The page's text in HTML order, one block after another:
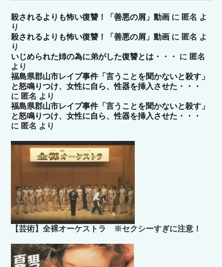
殺されるよりも怖い復讐！「善悪の屑」動画 に 匿名 よ
り
殺されるよりも怖い復讐！「善悪の屑」動画 に 匿名 よ
り
いじめられた姉の為に弟がした復讐とは・・・
に 匿名
より
福島県郡山市レイプ事件「言うことを聞かないと殺す」
と怒鳴りつけ、女性に自ら、性器を挿入させた・・・
に 匿名 より
福島県郡山市レイプ事件「言うことを聞かないと殺す」
と怒鳴りつけ、女性に自ら、性器を挿入させた・・・
に 匿名 より
【芸術】全裸オーケストラ ※セクシーすぎに注意！